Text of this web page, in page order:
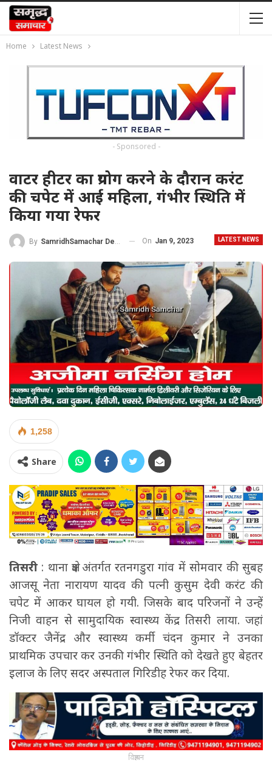
Home Latest News
- Sponsored -
वाटर हीटर का प्रयोग करने के दौरान करंट
की चपेट में आई महिला, गंभीर स्थिति में
किया गया रेफर
LATEST NEWS
By SamridhSamachar Desk On Jan 9, 2023
1,258
Share
तिसरी : थाना क्षेत्र अंतर्गत रतनगडुरा गांव में सोमवार की सुबह
आजसू नेता नारायण यादव की पत्नी कुसुम देवी करंट की
चपेट में आकर घायल हो गयी. जिसके बाद परिजनों ने उन्हें
निजी वाहन से सामुदायिक स्वास्थ्य केंद्र तिसरी लाया. जहां
डॉक्टर जैनेंद्र और स्वास्थ्य कर्मी चंदन कुमार ने उनका
प्राथमिक उपचार कर उनकी गंभीर स्थिति को देखते हुए बेहतर
इलाज के लिए सदर अस्पताल गिरिडीह रेफर कर दिया.
विज्ञापन